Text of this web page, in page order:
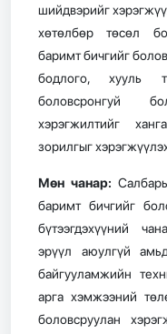
шийдвэрийг
хөтөлбөр төсөл
баримт бичгийг
бодлого, хууль
боловсронгуй
хэрэгжилтийг
зорилгыг
Мөн чанар:
баримт бичгийг
бүтээгдэхүүний
эрүүл аюулгүй
байгууламжийн
арга хэмжээний
боловсруулан